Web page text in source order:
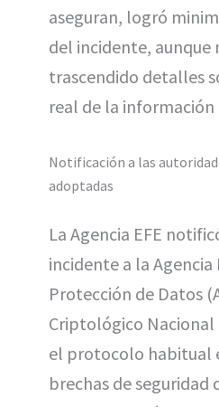
aseguran, logró
del incidente, aunque
trascendido detalles
real de la
Notificación a las
adoptadas
La Agencia EFE
incidente a la Agencia
Protección de Datos
Criptológico Nacional
el protocolo habitual
brechas de seguridad